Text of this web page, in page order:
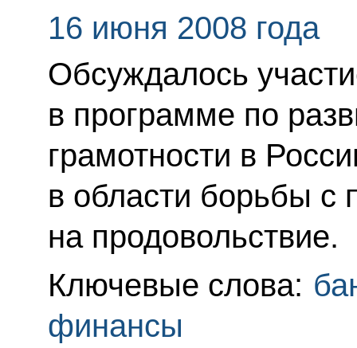
16 июня 2008 года
Обсуждалось
в программе по
грамотности в
в области борьбы
на продовольствие.
Ключевые слова:
финансы